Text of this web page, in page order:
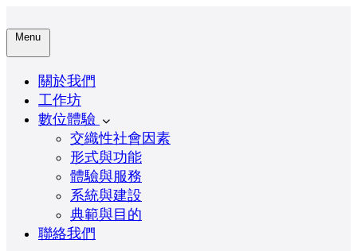
Menu
關於我們
工作坊
數位體驗
交織性社會因素
形式與功能
體驗與服務
系統與建設
典範與目的
聯絡我們